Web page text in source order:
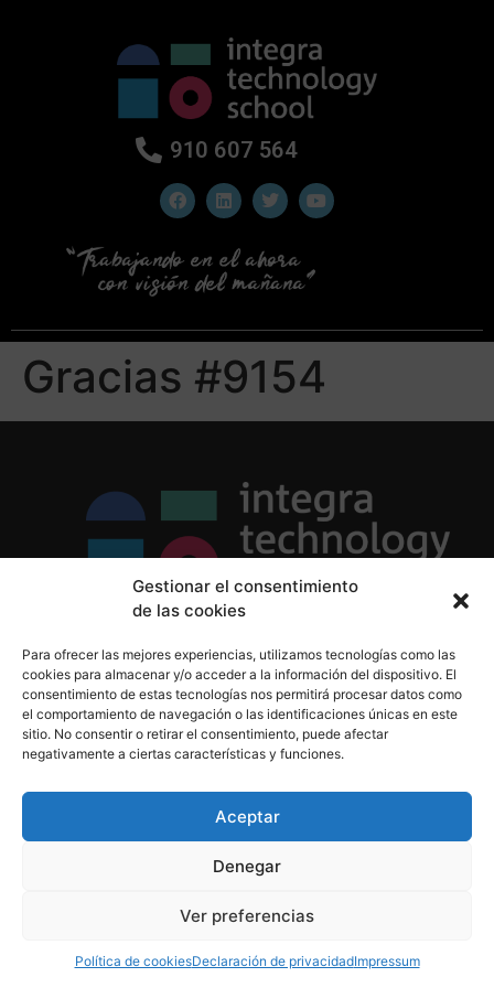
Gestionar el consentimiento
de las cookies
Para ofrecer las mejores experiencias, utilizamos tecnologías como las
cookies para almacenar y/o acceder a la información del dispositivo. El
consentimiento de estas tecnologías nos permitirá procesar datos como
el comportamiento de navegación o las identificaciones únicas en este
sitio. No consentir o retirar el consentimiento, puede afectar
negativamente a ciertas características y funciones.
Aceptar
Denegar
Ver preferencias
Política de cookiesDeclaración de privacidadImpressum
910 607 564
Gracias #9154
Política de Cookies
Aviso Legal
910 607 564
derechos reservados